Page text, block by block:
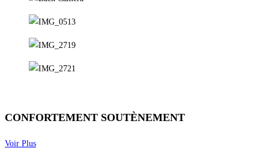
CONFORTEMENT SOUTÈNEMENT
Voir Plus